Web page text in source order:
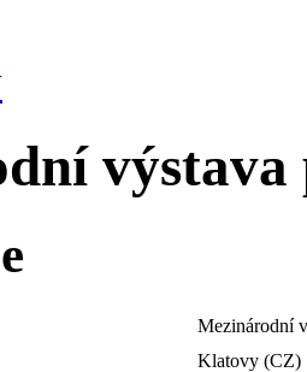
výstava
Mezinárodní
Klatovy (CZ)